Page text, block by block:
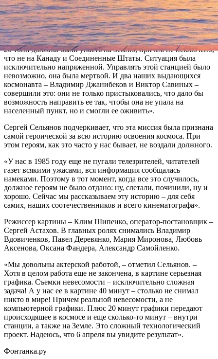
«Фильм основан на реальных событиях, – предупредил
Сельянов. – 1985 год, время Горбачева, «звездные войны» с
американцами, Рейган… В это время наша станция
«Салют-7» потеряла всякую жизненную силу, превратившись
в кусок металла – она не отвечала ни на какие команды. И эти
20 тонн должны были упасть на Землю, причем не исключено,
что не на Канаду и Соединенные Штаты. Ситуация была
исключительно напряженной. Управлять этой станцией было
невозможно, она была мертвой. И два наших выдающихся
космонавта – Владимир Джанибеков и Виктор Савиных –
совершили это: они не только пристыковались, что дало бы
возможность направить ее так, чтобы она не упала на
населенный пункт, но и смогли ее оживить».
Сергей Сельянов подчеркивает, что эта миссия была признана
самой героической за всю историю освоения космоса. При
этом героям, как это часто у нас бывает, не воздали должного.
«У нас в 1985 году еще не пугали телезрителей, читателей
газет всякими ужасами, вся информация сообщалась
намеками. Поэтому в тот момент, когда все это случилось,
должное героям не было отдано: ну, слетали, починили, ну и
хорошо. Сейчас мы рассказываем эту историю – для себя
самих, наших соотечественников и всего кинематографа».
Режиссер картины – Клим Шипенко, оператор-постановщик –
Сергей Астахов. В главных ролях снимались Владимир
Вдовиченков, Павел Деревянко, Мария Миронова, Любовь
Аксенова, Оксана Фандера, Александр Самойленко.
«Мы довольны актерской работой, – отметил Сельянов. –
Хотя в целом работа еще не закончена, в картине серьезная
графика. Съемки невесомости – исключительно сложная
задача! А у нас ее в картине 40 минут – столько не снимал
никто в мире! Причем реальной невесомости, а не
компьютерной графики. Плюс 20 минут графики передают
происходящее в космосе и еще сколько-то минут – внутри
станции, а также на Земле. Это сложный технологический
проект. Надеюсь, что 6 апреля вы увидите результат».
Фонтанка.ру